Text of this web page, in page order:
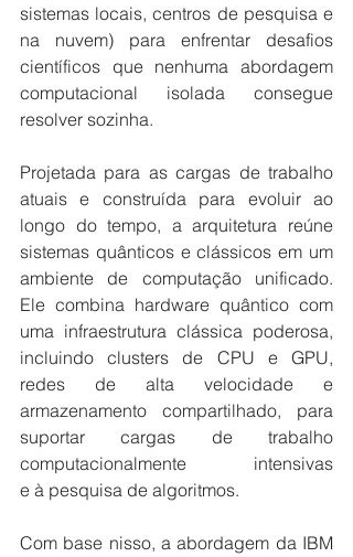
sistemas locais, centros de pesquisa e
na nuvem) para enfrentar desafios
científicos que nenhuma abordagem
computacional isolada consegue
resolver sozinha.
Projetada para as cargas de trabalho
atuais e construída para evoluir ao
longo do tempo, a arquitetura reúne
sistemas quânticos e clássicos em um
ambiente de computação unificado.
Ele combina hardware quântico com
uma infraestrutura clássica poderosa,
incluindo clusters de CPU e GPU,
redes de alta velocidade e
armazenamento compartilhado, para
suportar cargas de trabalho
computacionalmente intensivas
e à pesquisa de algoritmos.
Com base nisso, a abordagem da IBM